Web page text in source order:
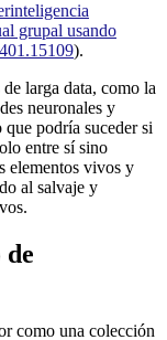
grupal usando
).
larga data, como la
neuronales y
que podría suceder si
entre sí sino
elementos vivos y
al salvaje y
como una colección